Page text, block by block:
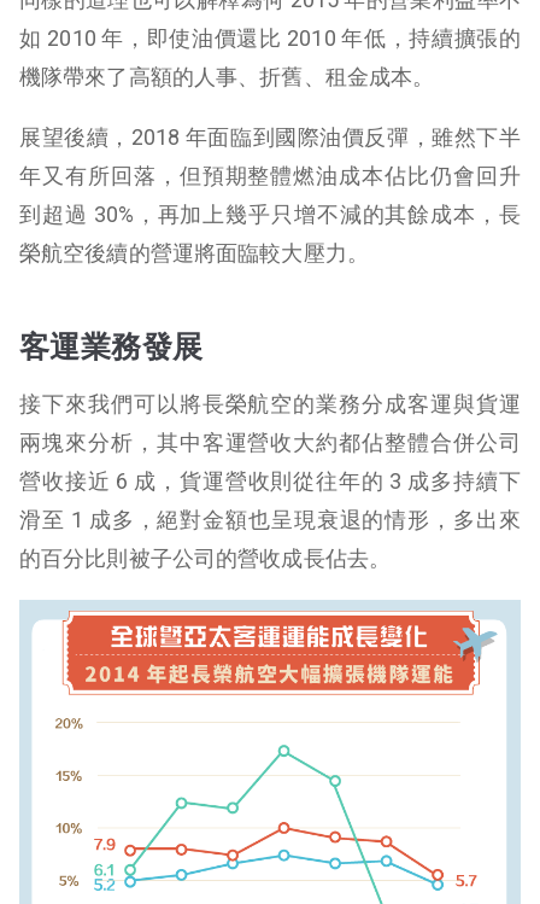
如 2010 年，即使油價還比 2010 年低，持續擴張的
機隊帶來了高額的人事、折舊、租金成本。
展望後續，2018 年面臨到國際油價反彈，雖然下半
年又有所回落，但預期整體燃油成本佔比仍會回升
到超過 30%，再加上幾乎只增不減的其餘成本，長
榮航空後續的營運將面臨較大壓力。
客運業務發展
接下來我們可以將長榮航空的業務分成客運與貨運
兩塊來分析，其中客運營收大約都佔整體合併公司
營收接近 6 成，貨運營收則從往年的 3 成多持續下
滑至 1 成多，絕對金額也呈現衰退的情形，多出來
的百分比則被子公司的營收成長佔去。